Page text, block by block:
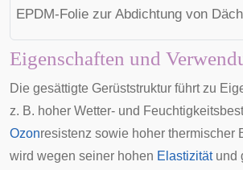
EPDM-Folie zur Abdichtung von
Eigenschaften und
Die gesättigte Gerüststruktur führt zu
z. B. hoher Wetter- und
Ozonresistenz sowie hoher thermischer
wird wegen seiner hohen Elastizitätund